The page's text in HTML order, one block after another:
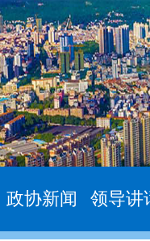
政协新闻 领导讲